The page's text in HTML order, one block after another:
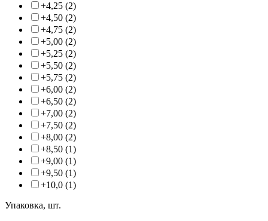
+4,25 (2)
+4,50 (2)
+4,75 (2)
+5,00 (2)
+5,25 (2)
+5,50 (2)
+5,75 (2)
+6,00 (2)
+6,50 (2)
+7,00 (2)
+7,50 (2)
+8,00 (2)
+8,50 (1)
+9,00 (1)
+9,50 (1)
+10,0 (1)
Упаковка, шт.